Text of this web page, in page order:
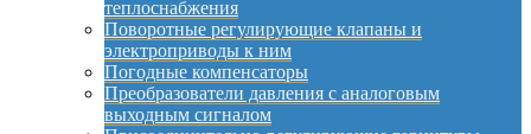
теплоснабжения
Поворотные регулирующие клапаны и
электроприводы к ним
Погодные компенсаторы
Преобразователи давления с аналоговым
выходным сигналом